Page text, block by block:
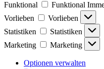
Funktional
Funktional
Vorlieben
Vorlieben
Statistiken
Statistiken
Marketing
Marketing
Optionen verwalten